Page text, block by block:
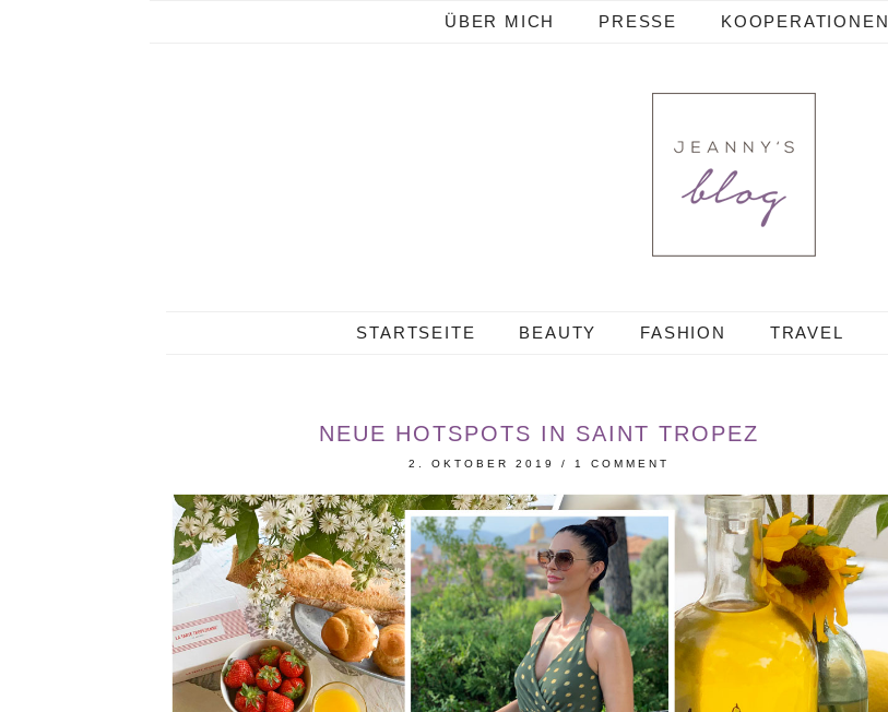
ÜBER MICH PRESSE KOOPERATIONEN
STARTSEITE BEAUTY FASHION TRAVEL
NEUE HOTSPOTS IN SAINT TROPEZ
2. OKTOBER 2019 / 1 COMMENT